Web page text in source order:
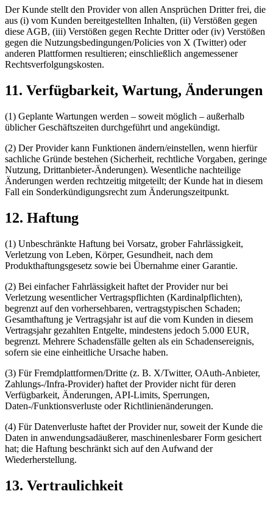
Der Kunde stellt den Provider von allen Ansprüchen Dritter frei, die
aus (i) vom Kunden bereitgestellten Inhalten, (ii) Verstößen gegen
diese AGB, (iii) Verstößen gegen Rechte Dritter oder (iv) Verstößen
gegen die Nutzungsbedingungen/Policies von X (Twitter) oder
anderen Plattformen resultieren; einschließlich angemessener
Rechtsverfolgungskosten.
11. Verfügbarkeit, Wartung, Änderungen
(1) Geplante Wartungen werden – soweit möglich – außerhalb
üblicher Geschäftszeiten durchgeführt und angekündigt.
(2) Der Provider kann Funktionen ändern/einstellen, wenn hierfür
sachliche Gründe bestehen (Sicherheit, rechtliche Vorgaben, geringe
Nutzung, Drittanbieter-Änderungen). Wesentliche nachteilige
Änderungen werden rechtzeitig mitgeteilt; der Kunde hat in diesem
Fall ein Sonderkündigungsrecht zum Änderungszeitpunkt.
12. Haftung
(1) Unbeschränkte Haftung bei Vorsatz, grober Fahrlässigkeit,
Verletzung von Leben, Körper, Gesundheit, nach dem
Produkthaftungsgesetz sowie bei Übernahme einer Garantie.
(2) Bei einfacher Fahrlässigkeit haftet der Provider nur bei
Verletzung wesentlicher Vertragspflichten (Kardinalpflichten),
begrenzt auf den vorhersehbaren, vertragstypischen Schaden;
Gesamthaftung je Vertragsjahr ist auf die vom Kunden in diesem
Vertragsjahr gezahlten Entgelte, mindestens jedoch 5.000 EUR,
begrenzt. Mehrere Schadensfälle gelten als ein Schadensereignis,
sofern sie eine einheitliche Ursache haben.
(3) Für Fremdplattformen/Dritte (z. B. X/Twitter, OAuth-Anbieter,
Zahlungs-/Infra-Provider) haftet der Provider nicht für deren
Verfügbarkeit, Änderungen, API-Limits, Sperrungen,
Daten-/Funktionsverluste oder Richtlinienänderungen.
(4) Für Datenverluste haftet der Provider nur, soweit der Kunde die
Daten in anwendungsadäußerer, maschinenlesbarer Form gesichert
hat; die Haftung beschränkt sich auf den Aufwand der
Wiederherstellung.
13. Vertraulichkeit